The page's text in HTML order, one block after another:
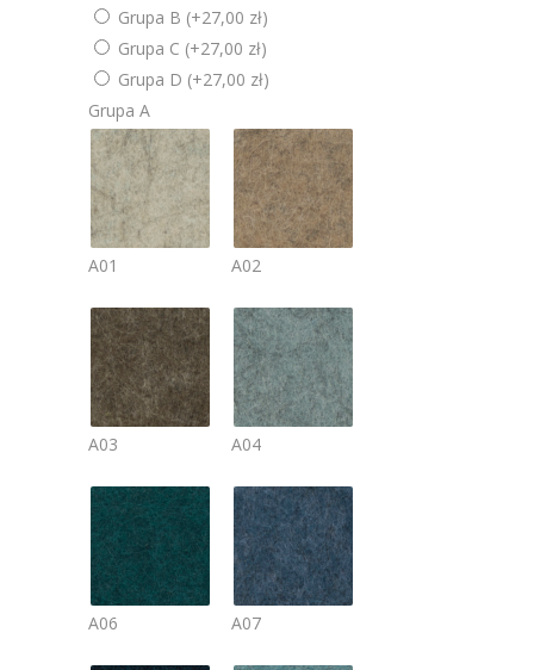
Grupa B (+27,00 zł)
Grupa C (+27,00 zł)
Grupa D (+27,00 zł)
Grupa A
A01 A02
A03 A04
A06 A07